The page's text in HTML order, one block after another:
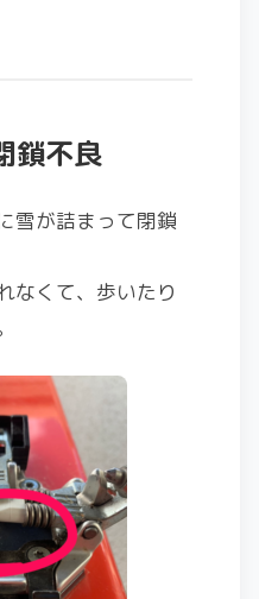
鎖不良
雪が詰まって閉鎖
なくて、歩いたり